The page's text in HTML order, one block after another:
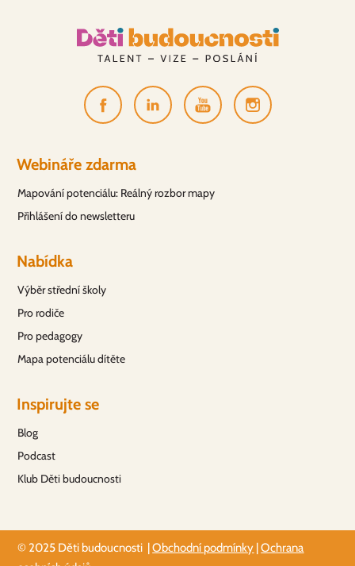
Webináře zdarma
Mapování potenciálu: Reálný rozbor mapy
Přihlášení do newsletteru
Nabídka
Výběr střední školy
Pro rodiče
Pro pedagogy
Mapa potenciálu dítěte
Inspirujte se
Blog
Podcast
Klub Děti budoucnosti
© 2025 Děti budoucnosti |Obchodní podmínky |Ochrana